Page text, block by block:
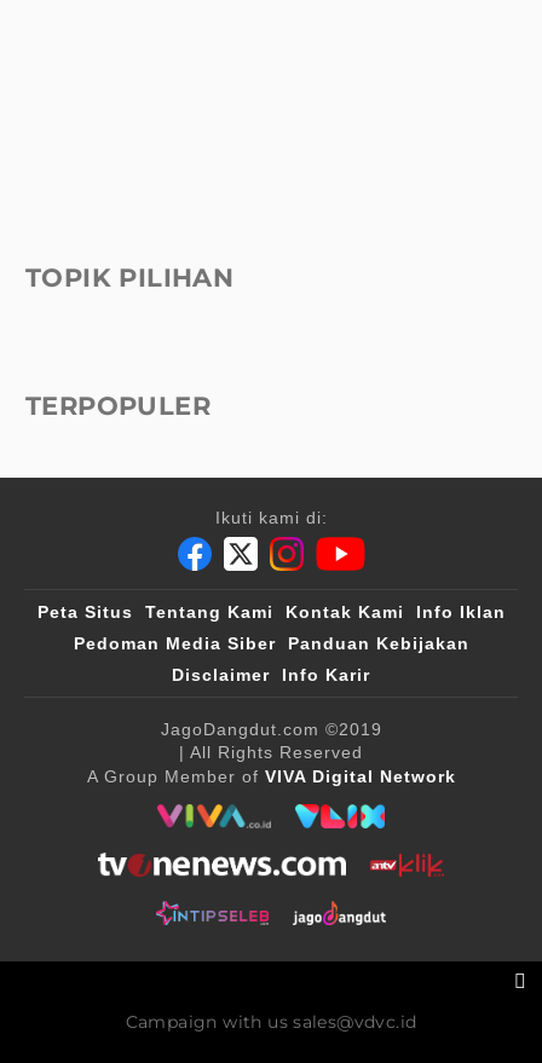
TOPIK PILIHAN
TERPOPULER
Ikuti kami di:
Peta Situs Tentang Kami Kontak Kami
Info Iklan
Pedoman Media Siber
Panduan Kebijakan
Disclaimer
Info Karir
JagoDangdut.com ©2019
| All Rights Reserved
A Group Member of VIVA Digital Network
